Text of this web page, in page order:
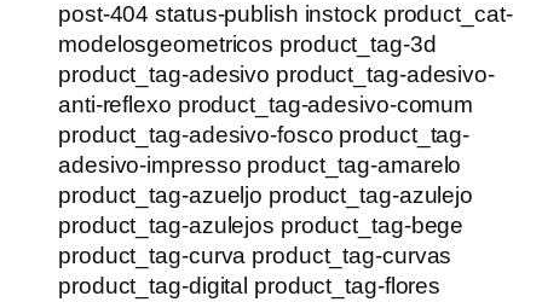
post-404 status-publish instock product_cat-
modelosgeometricos product_tag-3d
product_tag-adesivo product_tag-adesivo-
anti-reflexo product_tag-adesivo-comum
product_tag-adesivo-fosco product_tag-
adesivo-impresso product_tag-amarelo
product_tag-azueljo product_tag-azulejo
product_tag-azulejos product_tag-bege
product_tag-curva product_tag-curvas
product_tag-digital product_tag-flores